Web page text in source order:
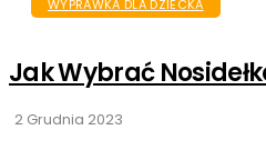
WYPRAWKA DLA DZIECKA
Jak Wybrać
2 Grudnia 2023